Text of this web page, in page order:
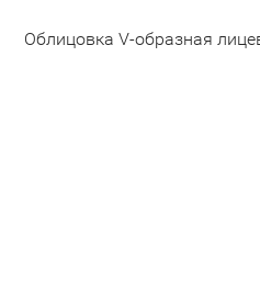
Облицовка V-образная